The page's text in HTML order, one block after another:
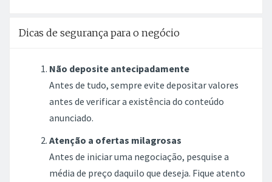
Dicas de segurança para o negócio
Não deposite antecipadamente
Antes de tudo, sempre evite depositar valores
antes de verificar a existência do conteúdo
anunciado.
Atenção a ofertas milagrosas
Antes de iniciar uma negociação, pesquise a
média de preço daquilo que deseja. Fique atento